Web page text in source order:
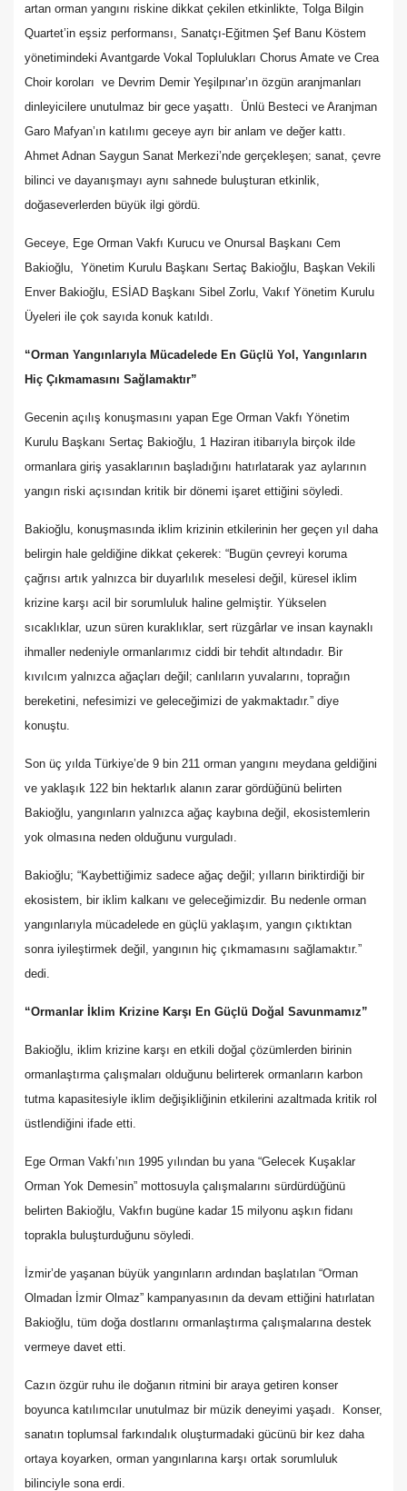
artan orman yangını riskine dikkat çekilen etkinlikte, Tolga Bilgin
Quartet’in eşsiz performansı, Sanatçı-Eğitmen Şef Banu Köstem
yönetimindeki Avantgarde Vokal Toplulukları Chorus Amate ve Crea
Choir koroları ve Devrim Demir Yeşilpınar’ın özgün aranjmanları
dinleyicilere unutulmaz bir gece yaşattı. Ünlü Besteci ve Aranjman
Garo Mafyan’ın katılımı geceye ayrı bir anlam ve değer kattı.
Ahmet Adnan Saygun Sanat Merkezi’nde gerçekleşen; sanat, çevre
bilinci ve dayanışmayı aynı sahnede buluşturan etkinlik,
doğaseverlerden büyük ilgi gördü.
Geceye, Ege Orman Vakfı Kurucu ve Onursal Başkanı Cem
Bakioğlu, Yönetim Kurulu Başkanı Sertaç Bakioğlu, Başkan Vekili
Enver Bakioğlu, ESİAD Başkanı Sibel Zorlu, Vakıf Yönetim Kurulu
Üyeleri ile çok sayıda konuk katıldı.
“Orman Yangınlarıyla Mücadelede En Güçlü Yol, Yangınların
Hiç Çıkmamasını Sağlamaktır”
Gecenin açılış konuşmasını yapan Ege Orman Vakfı Yönetim
Kurulu Başkanı Sertaç Bakioğlu, 1 Haziran itibarıyla birçok ilde
ormanlara giriş yasaklarının başladığını hatırlatarak yaz aylarının
yangın riski açısından kritik bir dönemi işaret ettiğini söyledi.
Bakioğlu, konuşmasında iklim krizinin etkilerinin her geçen yıl daha
belirgin hale geldiğine dikkat çekerek: “Bugün çevreyi koruma
çağrısı artık yalnızca bir duyarlılık meselesi değil, küresel iklim
krizine karşı acil bir sorumluluk haline gelmiştir. Yükselen
sıcaklıklar, uzun süren kuraklıklar, sert rüzgârlar ve insan kaynaklı
ihmaller nedeniyle ormanlarımız ciddi bir tehdit altındadır. Bir
kıvılcım yalnızca ağaçları değil; canlıların yuvalarını, toprağın
bereketini, nefesimizi ve geleceğimizi de yakmaktadır.” diye
konuştu.
Son üç yılda Türkiye’de 9 bin 211 orman yangını meydana geldiğini
ve yaklaşık 122 bin hektarlık alanın zarar gördüğünü belirten
Bakioğlu, yangınların yalnızca ağaç kaybına değil, ekosistemlerin
yok olmasına neden olduğunu vurguladı.
Bakioğlu; “Kaybettiğimiz sadece ağaç değil; yılların biriktirdiği bir
ekosistem, bir iklim kalkanı ve geleceğimizdir. Bu nedenle orman
yangınlarıyla mücadelede en güçlü yaklaşım, yangın çıktıktan
sonra iyileştirmek değil, yangının hiç çıkmamasını sağlamaktır.”
dedi.
“Ormanlar İklim Krizine Karşı En Güçlü Doğal Savunmamız”
Bakioğlu, iklim krizine karşı en etkili doğal çözümlerden birinin
ormanlaştırma çalışmaları olduğunu belirterek ormanların karbon
tutma kapasitesiyle iklim değişikliğinin etkilerini azaltmada kritik rol
üstlendiğini ifade etti.
Ege Orman Vakfı’nın 1995 yılından bu yana “Gelecek Kuşaklar
Orman Yok Demesin” mottosuyla çalışmalarını sürdürdüğünü
belirten Bakioğlu, Vakfın bugüne kadar 15 milyonu aşkın fidanı
toprakla buluşturduğunu söyledi.
İzmir’de yaşanan büyük yangınların ardından başlatılan “Orman
Olmadan İzmir Olmaz” kampanyasının da devam ettiğini hatırlatan
Bakioğlu, tüm doğa dostlarını ormanlaştırma çalışmalarına destek
vermeye davet etti.
Cazın özgür ruhu ile doğanın ritmini bir araya getiren konser
boyunca katılımcılar unutulmaz bir müzik deneyimi yaşadı. Konser,
sanatın toplumsal farkındalık oluşturmadaki gücünü bir kez daha
ortaya koyarken, orman yangınlarına karşı ortak sorumluluk
bilinciyle sona erdi.